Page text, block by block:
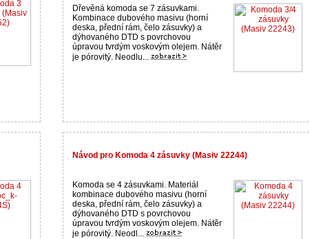
Dřevěná komoda se 7 zásuvkami.
Kombinace dubového masivu (horní
deska, přední rám, čelo zásuvky) a
dýhovaného DTD s povrchovou
úpravou tvrdým voskovým olejem. Nátěr
je pórovitý. Neodlu...
Návod pro Komoda 4 zásuvky (Masiv 22244)
Komoda se 4 zásuvkami. Materiál
kombinace dubového masivu (horní
deska, přední rám, čelo zásuvky) a
dýhovaného DTD s povrchovou
úpravou tvrdým voskovým olejem. Nátěr
je pórovitý. Neodl...